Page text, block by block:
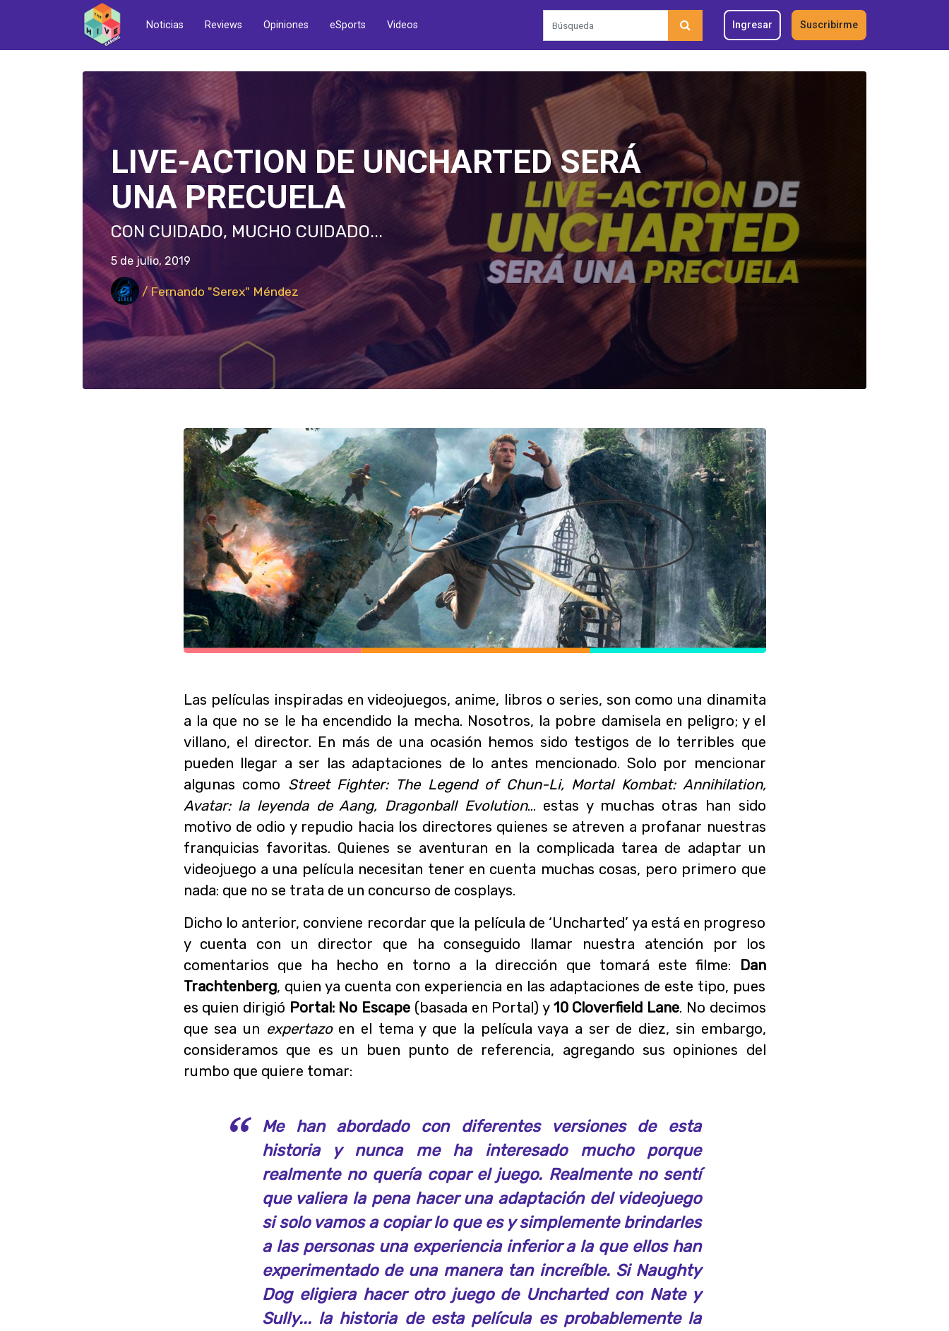
Noticias Reviews Opiniones eSports Videos Ingresar Suscribirme
LIVE-ACTION DE UNCHARTED SERÁ
UNA PRECUELA
CON CUIDADO, MUCHO CUIDADO...
5 de julio, 2019
/ Fernando "Serex" Méndez
Las películas inspiradas en videojuegos, anime, libros o series, son como una dinamita
a la que no se le ha encendido la mecha. Nosotros, la pobre damisela en peligro; y el
villano, el director. En más de una ocasión hemos sido testigos de lo terribles que
pueden llegar a ser las adaptaciones de lo antes mencionado. Solo por mencionar
algunas como Street Fighter: The Legend of Chun-Li, Mortal Kombat: Annihilation,
Avatar: la leyenda de Aang, Dragonball Evolution… estas y muchas otras han sido
motivo de odio y repudio hacia los directores quienes se atreven a profanar nuestras
franquicias favoritas. Quienes se aventuran en la complicada tarea de adaptar un
videojuego a una película necesitan tener en cuenta muchas cosas, pero primero que
nada: que no se trata de un concurso de cosplays.
Dicho lo anterior, conviene recordar que la película de ‘Uncharted’ ya está en progreso
y cuenta con un director que ha conseguido llamar nuestra atención por los
comentarios que ha hecho en torno a la dirección que tomará este filme:
Dan
Trachtenberg, quien ya cuenta con experiencia en las adaptaciones de este tipo, pues
es quien dirigió Portal: No Escape (basada en Portal) y 10 Cloverfield Lane. No decimos
que sea un expertazo en el tema y que la película vaya a ser de diez, sin embargo,
consideramos que es un buen punto de referencia, agregando sus opiniones del
rumbo que quiere tomar:
Me han abordado con diferentes versiones de esta
historia y nunca me ha interesado mucho porque
realmente no quería copar el juego. Realmente no sentí
que valiera la pena hacer una adaptación del videojuego
si solo vamos a copiar lo que es y simplemente brindarles
a las personas una experiencia inferior a la que ellos han
experimentado de una manera tan increíble. Si Naughty
Dog eligiera hacer otro juego de Uncharted con Nate y
Sully... la historia de esta película es probablemente la